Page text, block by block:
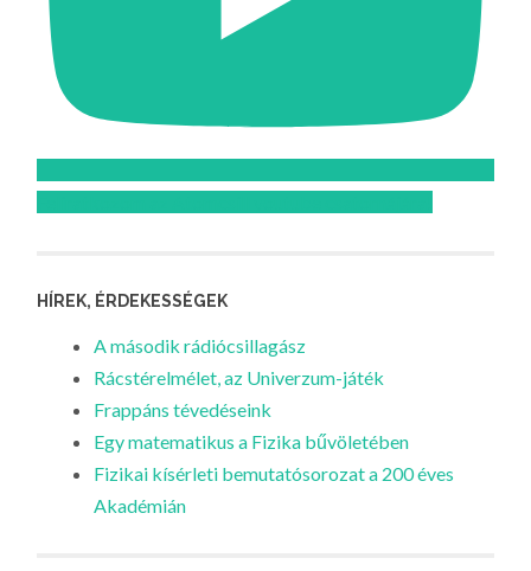
HÍREK, ÉRDEKESSÉGEK
A második rádiócsillagász
Rácstérelmélet, az Univerzum-játék
Frappáns tévedéseink
Egy matematikus a Fizika bűvöletében
Fizikai kísérleti bemutatósorozat a 200 éves
Akadémián